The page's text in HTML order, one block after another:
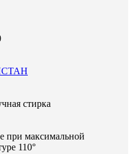
стирка
при максимальной
110°